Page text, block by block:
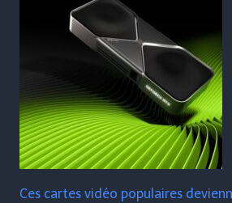
Ces cartes vidéo populaires